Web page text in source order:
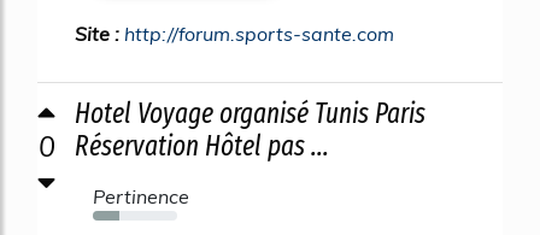
Site : http://forum.sports-sante.com
0
Hotel Voyage organisé Tunis Paris
Réservation Hôtel pas ...
Pertinence
32%